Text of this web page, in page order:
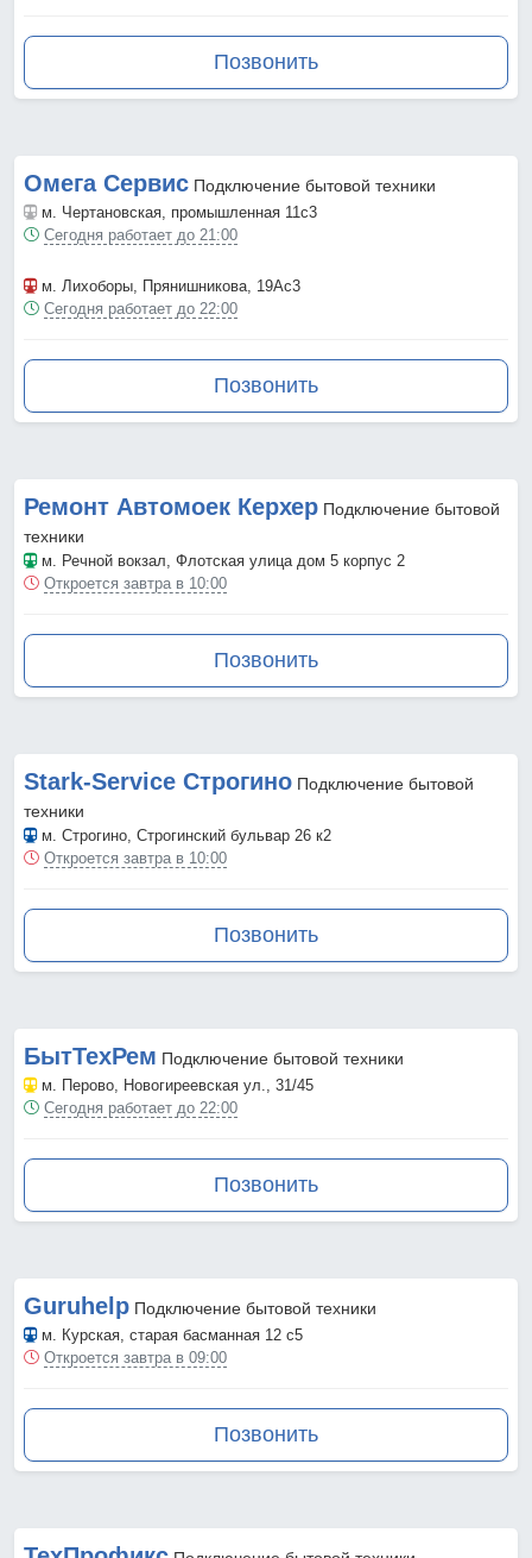
Позвонить
Омега Сервис Подключение бытовой техники
м. Чертановская, промышленная 11с3
Сегодня работает до 21:00
м. Лихоборы, Прянишникова, 19Ас3
Сегодня работает до 22:00
Позвонить
Ремонт Автомоек Керхер Подключение бытовой
техники
м. Речной вокзал, Флотская улица дом 5 корпус 2
Откроется завтра в 10:00
Позвонить
Stark-Service Строгино Подключение бытовой
техники
м. Строгино, Строгинский бульвар 26 к2
Откроется завтра в 10:00
Позвонить
БытТехРем Подключение бытовой техники
м. Перово, Новогиреевская ул., 31/45
Сегодня работает до 22:00
Позвонить
Guruhelp Подключение бытовой техники
м. Курская, старая басманная 12 с5
Откроется завтра в 09:00
Позвонить